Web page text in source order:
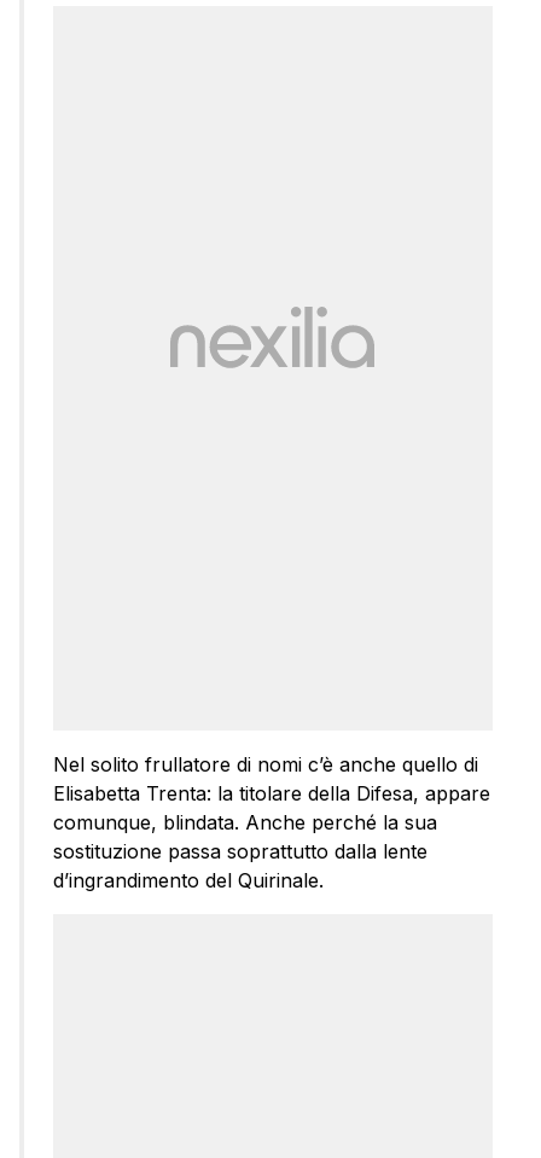
Nel solito frullatore di nomi c’è anche quello di
Elisabetta Trenta: la titolare della Difesa, appare
comunque, blindata. Anche perché la sua
sostituzione passa soprattutto dalla lente
d’ingrandimento del Quirinale.